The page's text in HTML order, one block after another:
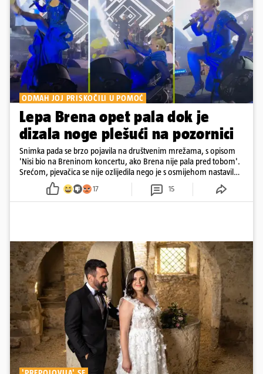
ODMAH JOJ PRISKOČILI U POMOĆ
Lepa Brena opet pala dok je
dizala noge plešući na pozornici
Snimka pada se brzo pojavila na društvenim mrežama, s opisom
'Nisi bio na Breninom koncertu, ako Brena nije pala pred tobom'.
Srećom, pjevačica se nije ozlijedila nego je s osmijehom nastavila
17 15